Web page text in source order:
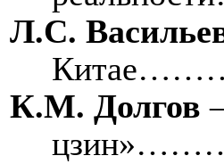
Л.С.
К.М. Долгов